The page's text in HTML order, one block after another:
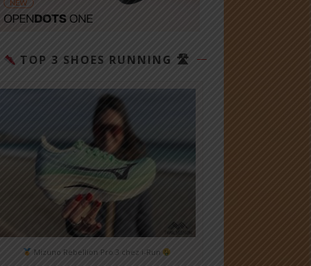
TOP 3 SHOES RUNNING 🛣
Mizuno Rebellion Pro 3 chez i-Run